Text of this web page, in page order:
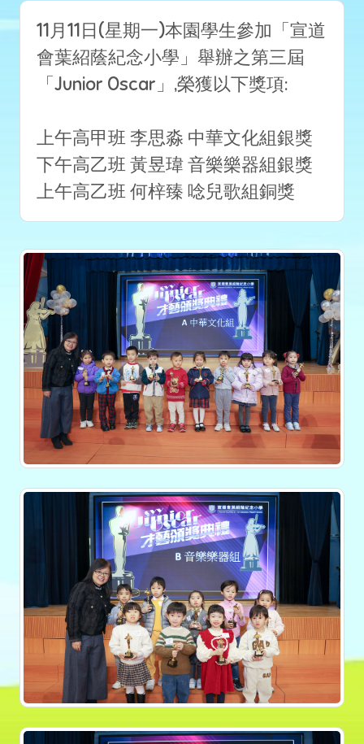
11月11日(星期一)本園學生參加「宣道
會葉紹蔭紀念小學」舉辦之第三屆
「Junior Oscar」,榮獲以下獎項:
上午高甲班 李思淼 中華文化組銀獎
下午高乙班 黃昱瑋 音樂樂器組銀獎
上午高乙班 何梓臻 唸兒歌組銅獎